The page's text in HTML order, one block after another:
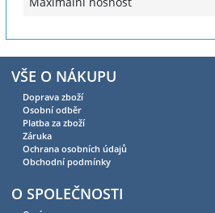
VŠE O NÁKUPU
Doprava zboží
Osobní odběr
Platba za zboží
Záruka
Ochrana osobních údajů
Obchodní podmínky
O SPOLEČNOSTI